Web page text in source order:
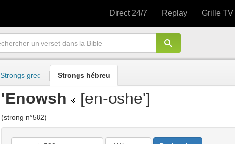
Direct 24/7 Replay Grille TV
Strongs grec Strongs hébreu
'Enowsh [en-oshe']
(strong n°582)